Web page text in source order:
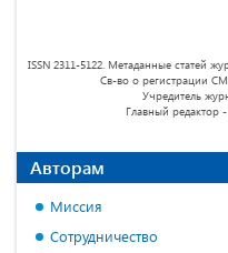
ISSN 2311-5122. Метаданные статей
Св-во о регистрации
Учредитель
Главный редактор
Авторам
Миссия
Сотрудничество